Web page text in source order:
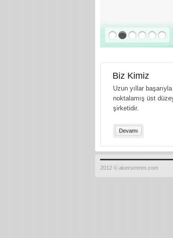
Biz Kimiz
Uzun yıllar
noktalamış üst
şirketidir.
Devamı
2012 © akersmmm.com